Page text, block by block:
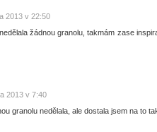
2013 v 22:50
žádnou granolu, takmám zase
2013 v 7:40
granolu nedělala, ale dostala jsem na to